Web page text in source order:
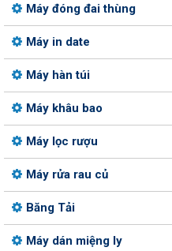
Máy đóng đai thùng
Máy in date
Máy hàn túi
Máy khâu bao
Máy lọc rượu
Máy rửa rau củ
Băng Tải
Máy dán miệng ly